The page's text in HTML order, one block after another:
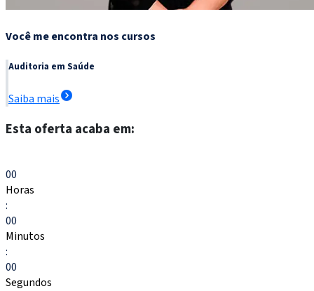
Você me encontra nos cursos
Auditoria em Saúde
Saiba mais
Esta oferta acaba em:
00
Horas
:
00
Minutos
:
00
Segundos